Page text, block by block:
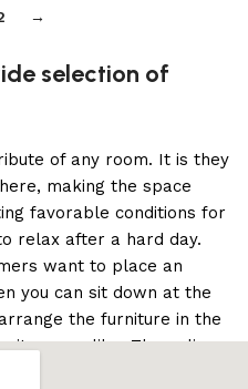
→
selection of
of any room. It is they
making the space
favorable conditions for
relax after a hard day.
want to place an
you can sit down at the
the furniture in the
you like. The online